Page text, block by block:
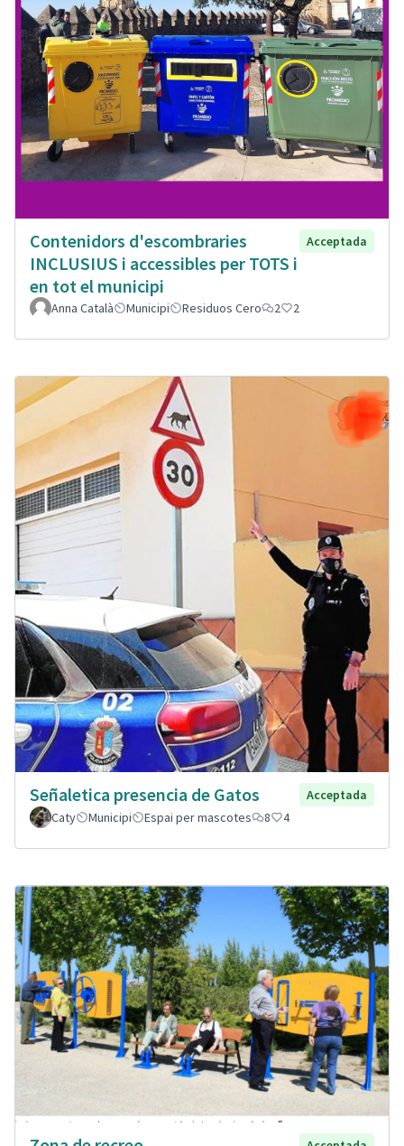
Contenidors d'escombraries
INCLUSIUS i accessibles per TOTS i
en tot el municipi
Acceptada
Anna Català Municipi Residuos Cero 2 2
Señaletica presencia de Gatos
Acceptada
Caty
Municipi Espai per mascotes 8 4